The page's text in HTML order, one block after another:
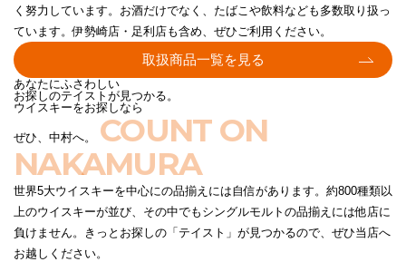
く努力しています。お酒だけでなく、たばこや飲料なども多数取り扱っ
ています。伊勢崎店・足利店も含め、ぜひご利用ください。
取扱商品一覧を見る
あなたにふさわしい
お探しのテイストが見つかる。
ウイスキーをお探しなら
ぜひ、中村へ。 COUNT ON
NAKAMURA
世界5大ウイスキーを中心にの品揃えには自信があります。約800種類以
上のウイスキーが並び、その中でもシングルモルトの品揃えには他店に
負けません。きっとお探しの「テイスト」が見つかるので、ぜひ当店へ
お越しください。